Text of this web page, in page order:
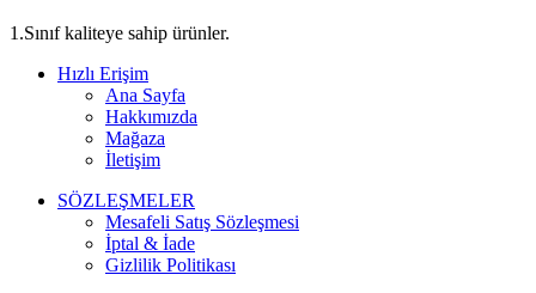
1.Sınıf kaliteye sahip ürünler.
Hızlı Erişim
Ana Sayfa
Hakkımızda
Mağaza
İletişim
SÖZLEŞMELER
Mesafeli Satış Sözleşmesi
İptal & İade
Gizlilik Politikası